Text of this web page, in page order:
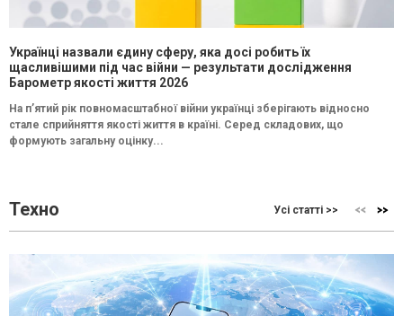
Українці назвали єдину сферу, яка досі робить їх
щасливішими під час війни — результати дослідження
Барометр якості життя 2026
На п’ятий рік повномасштабної війни українці зберігають відносно
стале сприйняття якості життя в країні. Серед складових, що
формують загальну оцінку...
Техно Усі статті >>